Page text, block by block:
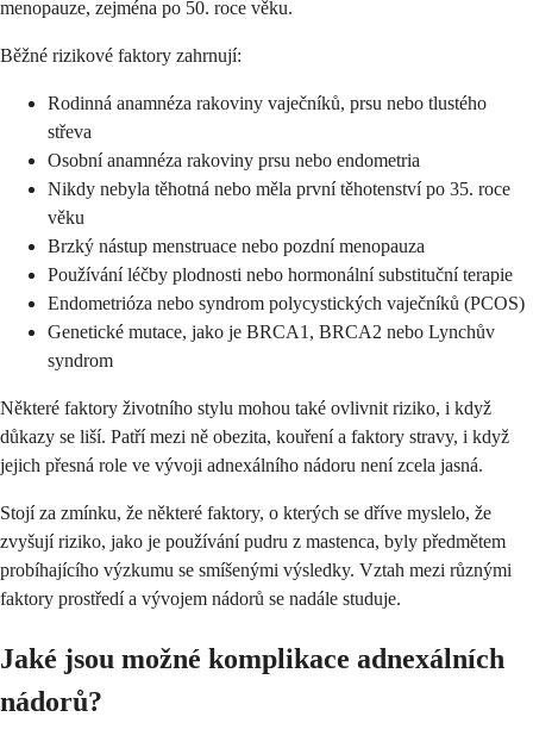
menopauze, zejména po 50. roce věku.
Běžné rizikové faktory zahrnují:
Rodinná anamnéza rakoviny vaječníků, prsu nebo tlustého
střeva
Osobní anamnéza rakoviny prsu nebo endometria
Nikdy nebyla těhotná nebo měla první těhotenství po 35. roce
věku
Brzký nástup menstruace nebo pozdní menopauza
Používání léčby plodnosti nebo hormonální substituční terapie
Endometrióza nebo syndrom polycystických vaječníků (PCOS)
Genetické mutace, jako je BRCA1, BRCA2 nebo Lynchův
syndrom
Některé faktory životního stylu mohou také ovlivnit riziko, i když
důkazy se liší. Patří mezi ně obezita, kouření a faktory stravy, i když
jejich přesná role ve vývoji adnexálního nádoru není zcela jasná.
Stojí za zmínku, že některé faktory, o kterých se dříve myslelo, že
zvyšují riziko, jako je používání pudru z mastenca, byly předmětem
probíhajícího výzkumu se smíšenými výsledky. Vztah mezi různými
faktory prostředí a vývojem nádorů se nadále studuje.
Jaké jsou možné komplikace adnexálních
nádorů?